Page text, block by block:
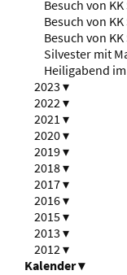
Besuch von
Besuch von
Besuch von
Silvester mit
Heiligabend
2023 ▾
2022▾
2021 ▾
2020▾
2019▾
2018▾
2017▾
2016▾
2015▾
2013 ▾
2012▾
Kalender▾